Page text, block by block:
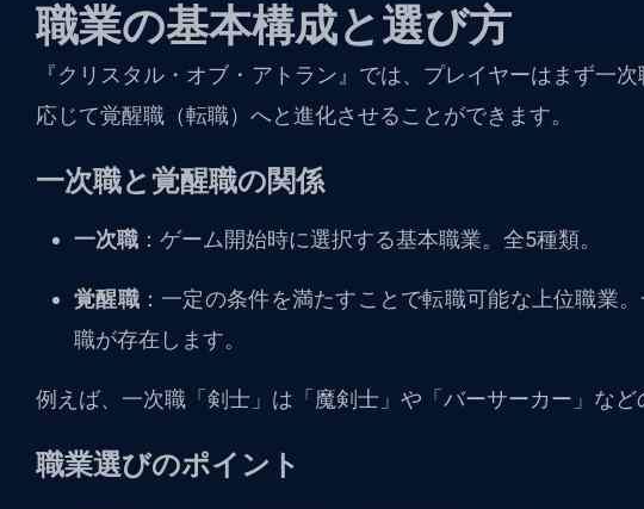
職業の基本構成と選び方
『クリスタル・オブ・アトラン』では、プレイヤーはまず一
応じて覚醒職（転職）へと進化させることができます。
一次職と覚醒職の関係
一次職 ：ゲーム開始時に選択する基本職業。全5種類。
覚醒職：一定の条件を満たすことで転職可能な上位職業
職が存在します。
例えば、一次職「剣士」は「魔剣士」や「バーサーカー」など
職業選びのポイント